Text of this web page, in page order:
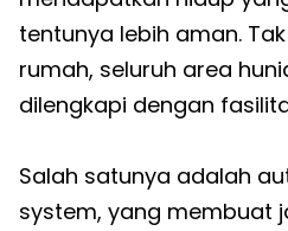
tentunya lebih aman.
rumah, seluruh area
dilengkapi dengan
Salah satunya adalah
system, yang membuat